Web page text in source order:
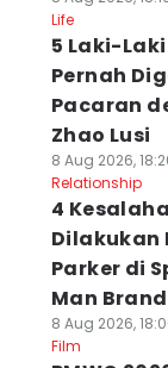
Life
5 Laki-
Pernah
Pacaran
Zhao Lusi
8 Aug 2026,
Relationship
4
Dilakukan
Parker di
Man
8 Aug 2026,
Film